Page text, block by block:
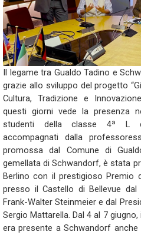
Il legame tra Gualdo Tadino e
grazie allo sviluppo del progetto
Cultura, Tradizione e
questi giorni vede la presenza
studenti della classe 4ª L
accompagnati dalla
promossa dal Comune di
gemellata di Schwandorf, è stata
Berlino con il prestigioso Premio
presso il Castello di Bellevue
Frank-Walter Steinmeier e dal
Sergio Mattarella. Dal 4 al 7
era presente a Schwandorf